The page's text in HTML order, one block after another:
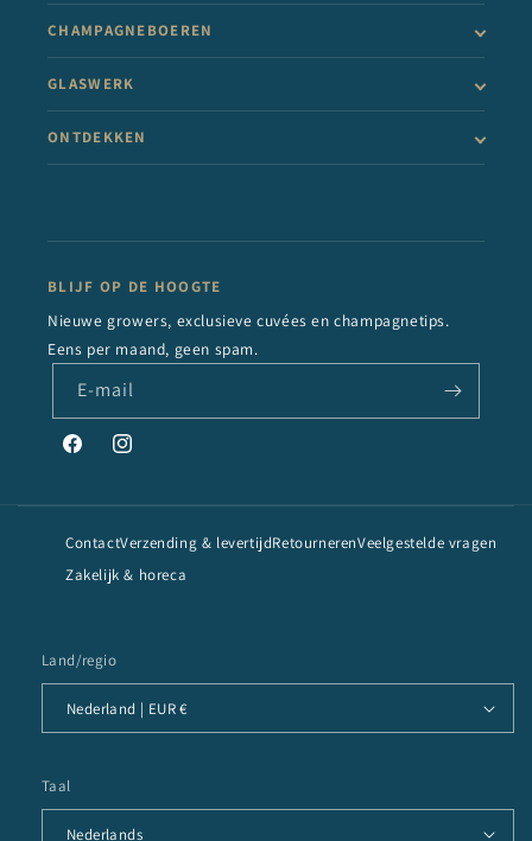
CHAMPAGNEBOEREN
GLASWERK
ONTDEKKEN
BLIJF OP DE HOOGTE
Nieuwe growers, exclusieve cuvées en champagnetips.
Eens per maand, geen spam.
E‑mail
FacebookInstagram
ContactVerzending & levertijdRetournerenVeelgestelde vragen
Zakelijk & horeca
Land/regio
Nederland | EUR €
Taal
Nederlands